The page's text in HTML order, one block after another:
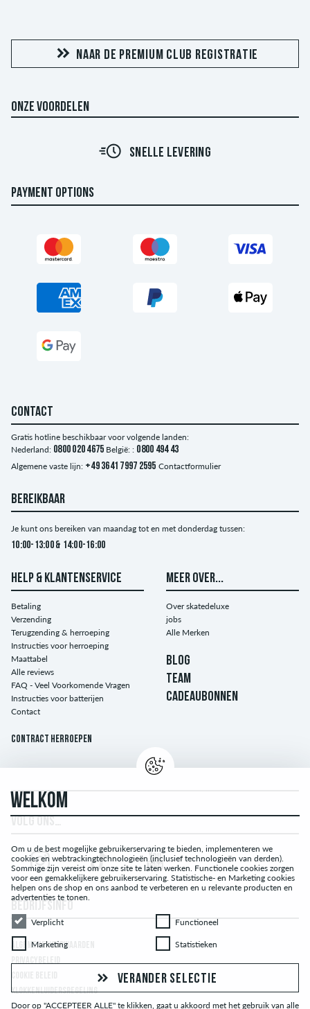
NAAR DE PREMIUM CLUB REGISTRATIE
ONZE VOORDELEN
SNELLE LEVERING
PAYMENT OPTIONS
CONTACT
Gratis hotline beschikbaar voor volgende landen:
Nederland: 0800 020 4675 België: : 0800 494 43
Algemene vaste lijn: +49 3641 7997 2595 Contactformulier
BEREIKBAAR
Je kunt ons bereiken van maandag tot en met donderdag tussen:
10:00-13:00 & 14:00-16:00
HELP & KLANTENSERVICE
Betaling
Verzending
Terugzending & herroeping
Instructies voor herroeping
Maattabel
Alle reviews
FAQ - Veel Voorkomende Vragen
Instructies voor batterijen
Contact
Contract herroepen
MEER OVER...
Over skatedeluxe
jobs
Alle Merken
BLOG
TEAM
CADEAUBONNEN
ALGEMENE VOORWAARDEN
PRIVACYBELEID
KLOKKENLUIDERSREGELING
WELKOM
Om u de best mogelijke gebruikerservaring te bieden, implementeren we
cookies en webtrackingtechnologieën (inclusief technologieën van derden).
Sommige zijn vereist om onze site te laten werken. Functionele cookies zorgen
voor een gemakkelijkere gebruikerservaring. Statistische- en Marketing cookies
helpen ons de shop en ons aanbod te verbeteren en u relevante producten en
advertenties te tonen.
VerplichtVerplicht Functioneel
Functioneel
MarketingMarketing Statistieken
Statistieken
VERANDER SELECTIE
Door op "ACCEPTEER ALLE" te klikken, gaat u akkoord met het gebruik van alle